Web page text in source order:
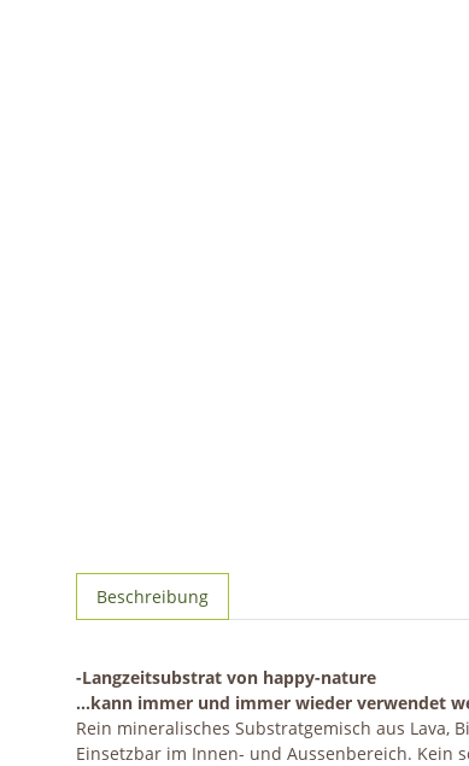
Beschreibung
-Langzeitsubstrat von happy-nature
...kann immer und immer wieder verwendet
Rein mineralisches Substratgemisch aus Lava,
Einsetzbar im Innen- und Aussenbereich. Kein